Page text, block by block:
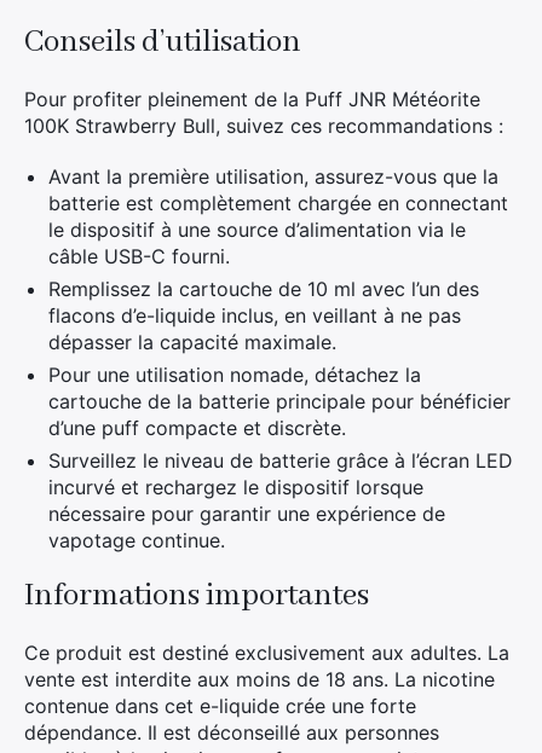
Conseils d’utilisation
Pour profiter pleinement de la Puff JNR Météorite
100K Strawberry Bull, suivez ces recommandations :
Avant la première utilisation, assurez-vous que la
batterie est complètement chargée en connectant
le dispositif à une source d’alimentation via le
câble USB-C fourni.
Remplissez la cartouche de 10 ml avec l’un des
flacons d’e-liquide inclus, en veillant à ne pas
dépasser la capacité maximale.
Pour une utilisation nomade, détachez la
cartouche de la batterie principale pour bénéficier
d’une puff compacte et discrète.
Surveillez le niveau de batterie grâce à l’écran LED
incurvé et rechargez le dispositif lorsque
nécessaire pour garantir une expérience de
vapotage continue.
Informations importantes
Ce produit est destiné exclusivement aux adultes. La
vente est interdite aux moins de 18 ans. La nicotine
contenue dans cet e-liquide crée une forte
dépendance. Il est déconseillé aux personnes